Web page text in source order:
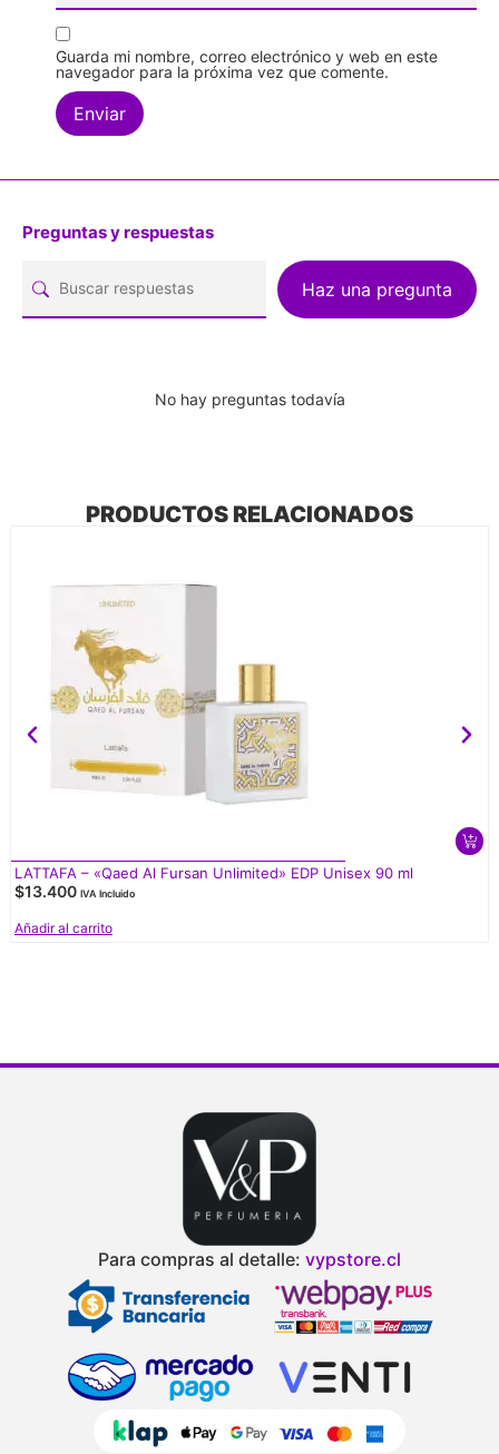
Guarda mi nombre, correo electrónico y web en este
navegador para la próxima vez que comente.
Preguntas y respuestas
Haz una pregunta
No hay preguntas todavía
PRODUCTOS RELACIONADOS
LATTAFA – «Qaed Al Fursan Unlimited» EDP Unisex 90 ml
$13.400 IVA Incluido
Añadir al carrito
Para compras al detalle: vypstore.cl